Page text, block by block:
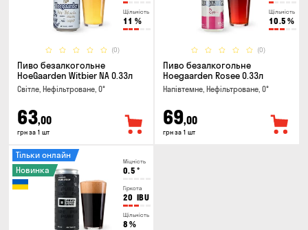
Щільність
11 %
(0)
Пиво безалкогольне
HoeGaarden Witbier NA 0.33л
Світле, Нефільтроване, 0°
63,00
грн за 1 шт
Щільність
10.5 %
(0)
Пиво безалкогольне
Hoegaarden Rosee 0.33л
Напівтемне, Нефільтроване, 0°
69,00
грн за 1 шт
Міцність
0.5 °
Гіркота
20 IBU
Щільність
8 %
Тільки онлайн
Новинка